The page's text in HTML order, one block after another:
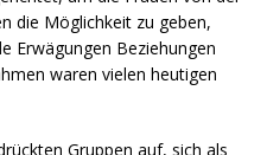
die Möglichkeit zu geben,
Erwägungen Beziehungen
waren vielen heutigen
Gruppen auf, sich als